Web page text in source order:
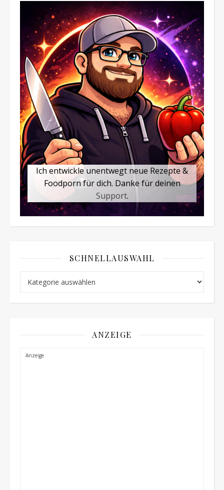
Ich entwickle unentwegt neue Rezepte &
Foodporn für dich. Danke für deinen
Support.
SCHNELLAUSWAHL
ANZEIGE